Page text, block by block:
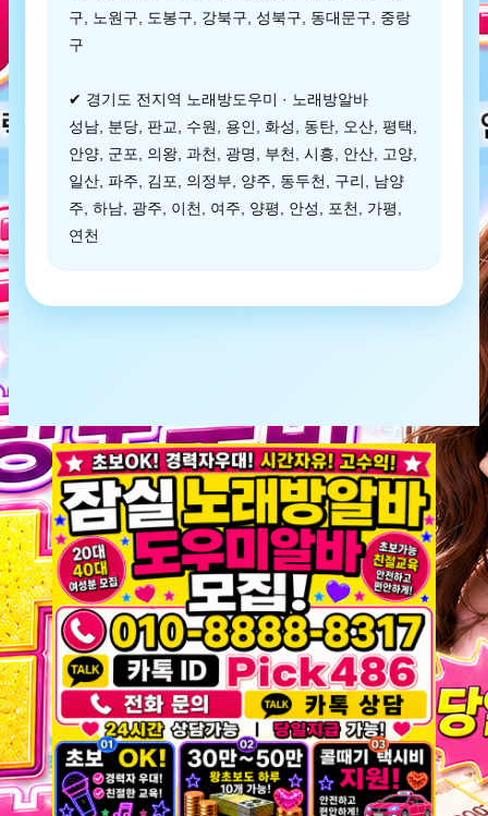
구, 노원구, 도봉구, 강북구, 성북구, 동대문구, 중랑
구
✔ 경기도 전지역 노래방도우미 · 노래방알바
성남, 분당, 판교, 수원, 용인, 화성, 동탄, 오산, 평택,
안양, 군포, 의왕, 과천, 광명, 부천, 시흥, 안산, 고양,
일산, 파주, 김포, 의정부, 양주, 동두천, 구리, 남양
주, 하남, 광주, 이천, 여주, 양평, 안성, 포천, 가평,
연천